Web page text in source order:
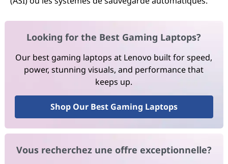
Looking for the Best Gaming Laptops?
Our best gaming laptops at Lenovo built for speed,
power, stunning visuals, and performance that
keeps up.
Shop Our Best Gaming Laptops
Vous recherchez une offre exceptionnelle?